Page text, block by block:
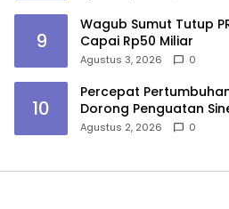
9
Wagub Sumut Tutup
Capai Rp50 Miliar
Agustus 3, 2026 0
10
Percepat
Dorong Penguatan
Medan
Agustus 2, 2026 0